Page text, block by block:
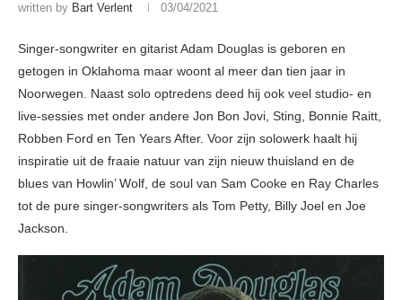
written by Bart Verlent 03/04/2021
Singer-songwriter en gitarist Adam Douglas is geboren en
getogen in Oklahoma maar woont al meer dan tien jaar in
Noorwegen. Naast solo optredens deed hij ook veel studio- en
live-sessies met onder andere Jon Bon Jovi, Sting, Bonnie Raitt,
Robben Ford en Ten Years After. Voor zijn solowerk haalt hij
inspiratie uit de fraaie natuur van zijn nieuw thuisland en de
blues van Howlin’ Wolf, de soul van Sam Cooke en Ray Charles
tot de pure singer-songwriters als Tom Petty, Billy Joel en Joe
Jackson.